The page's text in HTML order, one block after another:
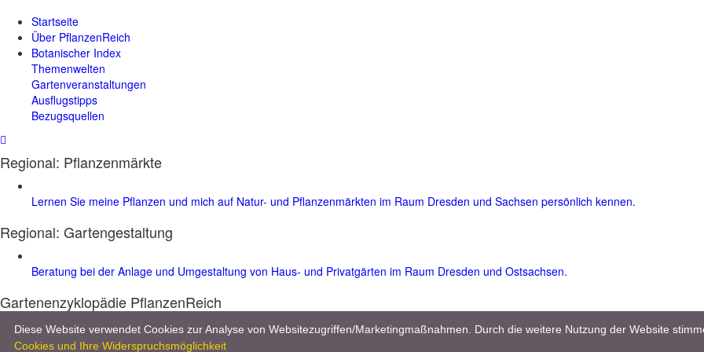
Startseite
Über PflanzenReich
Botanischer Index
Themenwelten
Gartenveranstaltungen
Ausflugstipps
Bezugsquellen
Regional: Pflanzenmärkte
Lernen Sie meine Pflanzen und mich auf Natur- und Pflanzenmärkten im Raum Dresden und Sachsen persönlich kennen.
Regional: Gartengestaltung
Beratung bei der Anlage und Umgestaltung von Haus- und Privatgärten im Raum Dresden und Ostsachsen.
Gartenenzyklopädie PflanzenReich
Entdecken Sie im Gartenlexikon mehr als 8.000 Pflanzen, 10.000 Bilder und viele nützliche und wertvolle Garten- und Pflegetipps für
Diese Website verwendet Cookies zur Analyse von Websitezugriffen/Marketingmaßnahmen. Durch die weitere Nutzung der Website
Cookies und Ihre Widerspruchsmöglichkeit